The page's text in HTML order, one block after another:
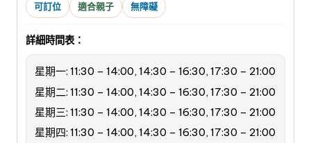
可訂位 適合親子 無障礙
詳細時間表：
星期一: 11:30 – 14:00, 14:30 – 16:30, 17:30 – 21:00
星期二: 11:30 – 14:00, 14:30 – 16:30, 17:30 – 21:00
星期三: 11:30 – 14:00, 14:30 – 16:30, 17:30 – 21:00
星期四: 11:30 – 14:00, 14:30 – 16:30, 17:30 – 21:00